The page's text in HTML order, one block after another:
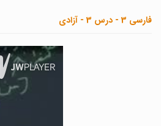
فارسی 3 - درس 3 - آزادی